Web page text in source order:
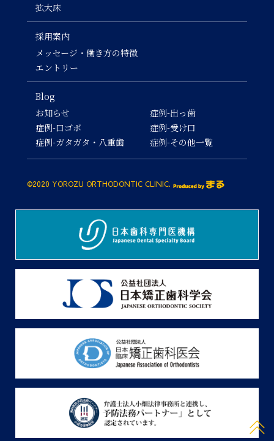
拡大床
採用案内
メッセージ・働き方の特徴
エントリー
Blog
お知らせ
症例-口ゴボ
症例-ガタガタ・八重歯
症例-出っ歯
症例-受け口
症例-その他一覧
©2020 YOROZU ORTHODONTIC CLINIC.